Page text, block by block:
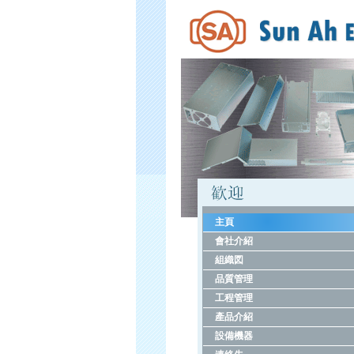
主頁
會社介紹
組織図
品質管理
工程管理
產品介紹
設備機器